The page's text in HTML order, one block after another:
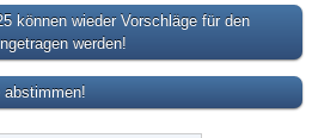
können wieder Vorschläge für den
werden!
abstimmen!